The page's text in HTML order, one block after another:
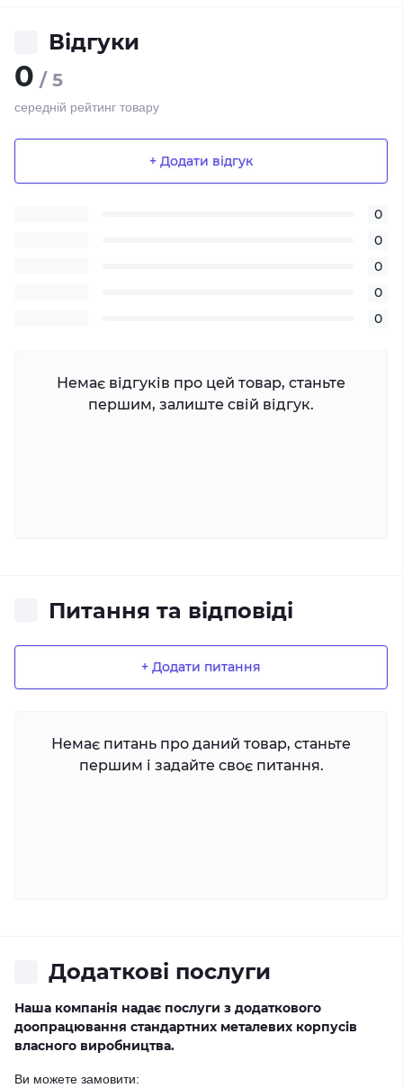
Відгуки
0 / 5
середній рейтинг товару
+ Додати відгук
0
0
0
0
0
Немає відгуків про цей товар, станьте
першим, залиште свій відгук.
Питання та відповіді
+ Додати питання
Немає питань про даний товар, станьте
першим і задайте своє питання.
Додаткові послуги
Наша компанія надає послуги з додаткового
доопрацювання стандартних металевих корпусів
власного виробництва.
Ви можете замовити: